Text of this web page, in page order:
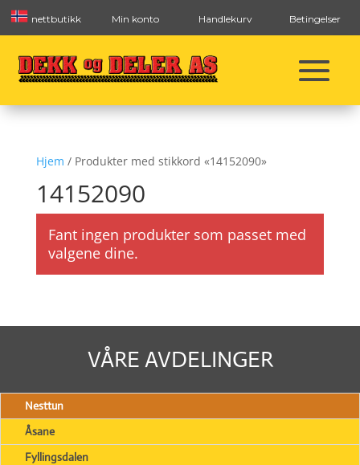
nettbutikk Min konto Handlekurv Betingelser
Hjem / Produkter med stikkord «14152090»
14152090
Fant ingen produkter som passet med
valgene dine.
VÅRE AVDELINGER
Nesttun
Åsane
Fyllingsdalen